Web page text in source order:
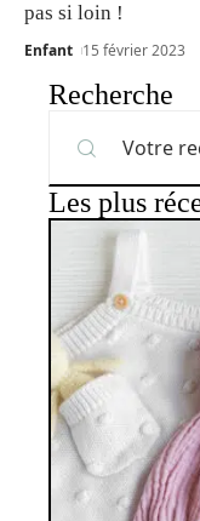
pas si loin !
Enfant 15 février 2023
Recherche
Les plus